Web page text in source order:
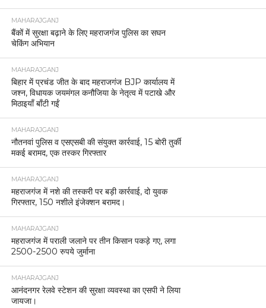
MAHARAJGANJ
बैंकों में सुरक्षा बढ़ाने के लिए महराजगंज पुलिस का सघन
चेकिंग अभियान
MAHARAJGANJ
बिहार में प्रचंड जीत के बाद महराजगंज BJP कार्यालय में
जश्न, विधायक जयमंगल कनौजिया के नेतृत्व में पटाखे और
मिठाइयाँ बाँटी गईं
MAHARAJGANJ
नौतनवां पुलिस व एसएसबी की संयुक्त कार्रवाई, 15 बोरी तुर्की
मकई बरामद, एक तस्कर गिरफ्तार
MAHARAJGANJ
महराजगंज में नशे की तस्करी पर बड़ी कार्रवाई, दो युवक
गिरफ्तार, 150 नशीले इंजेक्शन बरामद।
MAHARAJGANJ
महराजगंज में पराली जलाने पर तीन किसान पकड़े गए, लगा
2500-2500 रुपये जुर्माना
MAHARAJGANJ
आनंदनगर रेलवे स्टेशन की सुरक्षा व्यवस्था का एसपी ने लिया
जायजा।